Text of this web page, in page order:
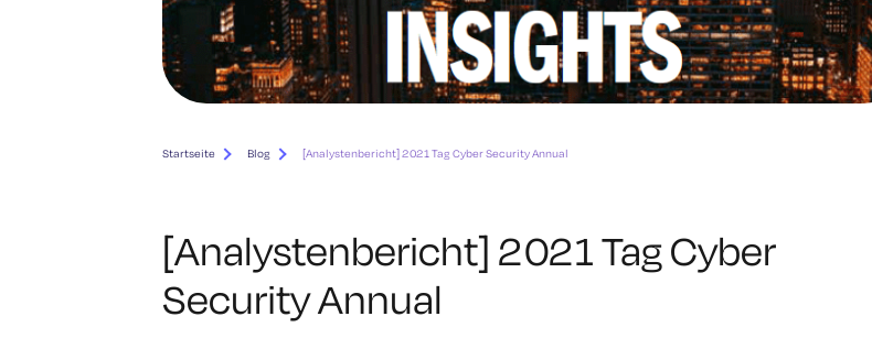
Startseite Blog [Analystenbericht] 2021 Tag Cyber Security Annual
[Analystenbericht] 2021 Tag Cyber
Security Annual